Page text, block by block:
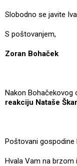
Slobodno se javite
S poštovanjem,
Zoran Bohaček
Nakon Bohačekovog
reakciju Nataše
Poštovani gospodine
Hvala Vam na